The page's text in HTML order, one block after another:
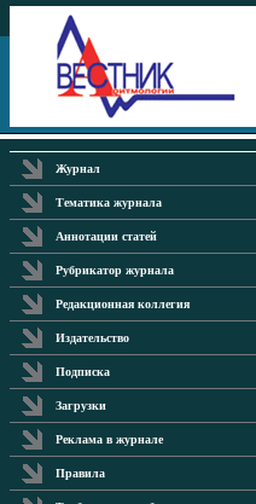
Журнал
Тематика журнала
Аннотации статей
Рубрикатор журнала
Редакционная коллегия
Издательство
Подписка
Загрузки
Реклама в журнале
Правила